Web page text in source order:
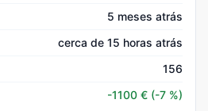
5 meses atrás
cerca de 15 horas atrás
156
-1100 € (-7 %)